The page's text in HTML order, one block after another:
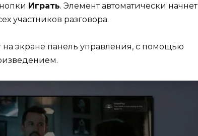
Играть. Элемент автоматически начнет
участников разговора.
экране панель управления, с помощью